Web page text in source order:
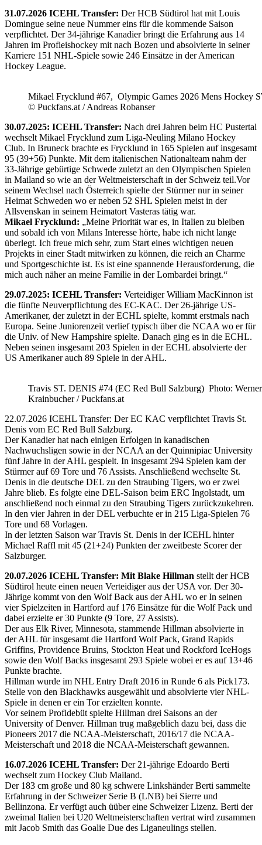
31.07.2026 ICEHL Transfer: Der HCB Südtirol hat mit Louis
Domingue seine neue Nummer eins für die kommende Saison
verpflichtet. Der 34-jährige Kanadier bringt die Erfahrung aus 14
Jahren im Profieishockey mit nach Bozen und absolvierte in seiner
Karriere 151 NHL-Spiele sowie 246 Einsätze in der American
Hockey League.
Mikael Frycklund #67, Olympic Games 2026 Mens Hockey
© Puckfans.at / Andreas Robanser
30.07.2025: ICEHL Transfer: Nach drei Jahren beim HC Pustertal
wechselt Mikael Frycklund zum Liga-Neuling Milano Hockey
Club. In Bruneck brachte es Frycklund in 165 Spielen auf insgesamt
95 (39+56) Punkte. Mit dem italienischen Nationalteam nahm der
33-Jährige gebürtige Schwede zuletzt an den Olympischen Spielen
in Mailand so wie an der Weltmeisterschaft in der Schweiz teil.Vor
seinem Wechsel nach Österreich spielte der Stürmer nur in seiner
Heimat Schweden wo er neben 52 SHL Spielen meist in der
Allsvenskan in seinem Heimatort Vasteras tätig war.
Mikael Frycklund: „Meine Priorität war es, in Italien zu bleiben
und sobald ich von Milans Interesse hörte, habe ich nicht lange
überlegt. Ich freue mich sehr, zum Start eines wichtigen neuen
Projekts in einer Stadt mitwirken zu können, die reich an Charme
und Sportgeschichte ist. Es ist eine spannende Herausforderung, die
mich auch näher an meine Familie in der Lombardei bringt.“
29.07.2025: ICEHL Transfer: Verteidiger William MacKinnon ist
die fünfte Neuverpflichtung des EC-KAC. Der 26-jährige US-
Amerikaner, der zuletzt in der ECHL spielte, kommt erstmals nach
Europa. Seine Juniorenzeit verlief typisch über die NCAA wo er für
die Univ. of New Hampshire spielte. Danach ging es in die ECHL.
Neben seinen insgesamt 203 Spielen in der ECHL absolvierte der
US Amerikaner auch 89 Spiele in der AHL.
Travis ST. DENIS #74 (EC Red Bull Salzburg) Photo: Werner
Krainbucher / Puckfans.at
22.07.2026 ICEHL Transfer: Der EC KAC verpflichtet Travis St.
Denis vom EC Red Bull Salzburg.
Der Kanadier hat nach einigen Erfolgen in kanadischen
Nachwuchsligen sowie in der NCAA an der Quinnipiac University
fünf Jahre in der AHL gespielt. In insgesamt 294 Spielen kam der
Stürmer auf 69 Tore und 76 Assists. Anschließend wechselte St.
Denis in die deutsche DEL zu den Straubing Tigers, wo er zwei
Jahre blieb. Es folgte eine DEL-Saison beim ERC Ingolstadt, um
anschließend noch einmal zu den Straubing Tigers zurückzukehren.
In den vier Jahren in der DEL verbuchte er in 215 Liga-Spielen 76
Tore und 68 Vorlagen.
In der letzten Saison war Travis St. Denis in der ICEHL hinter
Michael Raffl mit 45 (21+24) Punkten der zweitbeste Scorer der
Salzburger.
20.07.2026 ICEHL Transfer: Mit Blake Hillman stellt der HCB
Südtirol heute einen neuen Verteidiger aus der USA vor. Der 30-
Jährige kommt von den Wolf Back aus der AHL wo er In seinen
vier Spielzeiten in Hartford auf 176 Einsätze für die Wolf Pack und
dabei erzielte er 30 Punkte (9 Tore, 27 Assists).
Der aus Elk River, Minnesota, stammende Hillman absolvierte in
der AHL für insgesamt die Hartford Wolf Pack, Grand Rapids
Griffins, Providence Bruins, Stockton Heat und Rockford IceHogs
sowie den Wolf Backs insgesamt 293 Spiele wobei er es auf 13+46
Punkte brachte.
Hillman wurde im NHL Entry Draft 2016 in Runde 6 als Pick173.
Stelle von den Blackhawks ausgewählt und absolvierte vier NHL-
Spiele in denen er ein Tor erzielten konnte.
Vor seinem Profidebüt spielte Hillman drei Saisons an der
University of Denver. Hillman trug maßgeblich dazu bei, dass die
Pioneers 2017 die NCAA-Meisterschaft, 2016/17 die NCAA-
Meisterschaft und 2018 die NCAA-Meisterschaft gewannen.
16.07.2026 ICEHL Transfer: Der 21-jährige Edoardo Berti
wechselt zum Hockey Club Mailand.
Der 183 cm große und 80 kg schwere Linkshänder Berti sammelte
Erfahrung in der Schweizer Serie B (LNB) bei Sierre und
Bellinzona. Er verfügt auch üüber eine Schweizer Lizenz. Berti der
zweimal Italien bei U20 Weltmeisterschaften vertrat wird zusammen
mit Jacob Smith das Goalie Due des Liganeulings stellen.